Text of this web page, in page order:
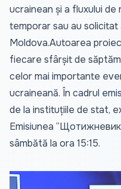
ucrainean și a fluxului
temporar sau au solicitat
Moldova.Autoarea
fiecare sfârșit de
celor mai importante
ucraineană. În cadrul
de la instituțiile de stat,
Emisiunea
sâmbătă la ora 15:15.